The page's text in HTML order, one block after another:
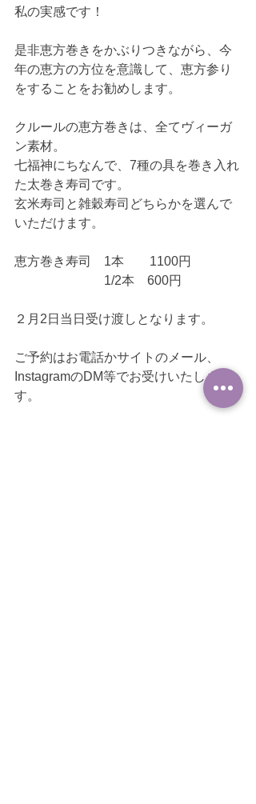
私の実感です！
是非恵方巻きをかぶりつきながら、今
年の恵方の方位を意識して、恵方参り
をすることをお勧めします。
クルールの恵方巻きは、全てヴィーガ
ン素材。
七福神にちなんで、7種の具を巻き入れ
た太巻き寿司です。
玄米寿司と雑穀寿司どちらかを選んで
いただけます。
恵方巻き寿司　1本　　1100円
1/2本　600円
２月2日当日受け渡しとなります。
ご予約はお電話かサイトのメール、
InstagramのDM等でお受けいたしま
す。